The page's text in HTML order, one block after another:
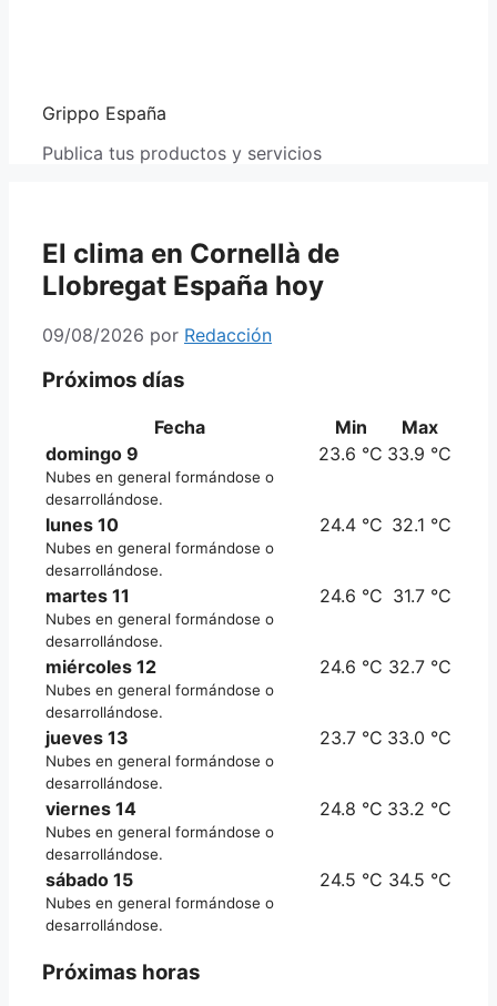
Grippo España
Publica tus productos y servicios
El clima en Cornellà de
Llobregat España hoy
09/08/2026 por Redacción
Próximos días
Fecha Min
Max
domingo 9
Nubes en general formándose o
desarrollándose.
23.6 °C 33.9 °C
lunes 10
Nubes en general formándose o
desarrollándose.
24.4 °C 32.1 °C
martes 11
Nubes en general formándose o
desarrollándose.
24.6 °C 31.7 °C
miércoles 12
Nubes en general formándose o
desarrollándose.
24.6 °C 32.7 °C
jueves 13
Nubes en general formándose o
desarrollándose.
23.7 °C 33.0 °C
viernes 14
Nubes en general formándose o
desarrollándose.
24.8 °C 33.2 °C
sábado 15
Nubes en general formándose o
desarrollándose.
24.5 °C 34.5 °C
Próximas horas